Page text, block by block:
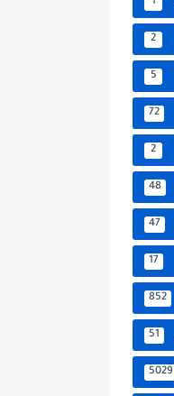
2
5
72
2
48
47
17
852
51
5029